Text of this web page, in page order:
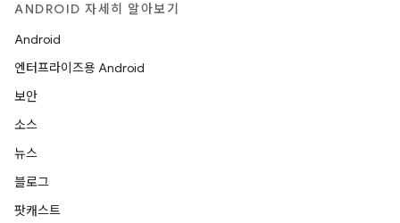
ANDROID 자세히 알아보기
Android
엔터프라이즈용 Android
보안
소스
뉴스
블로그
팟캐스트